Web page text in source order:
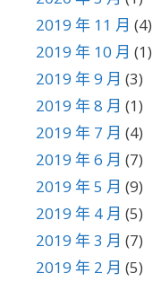
2019 年 11 月 (4)
2019 年 10 月 (1)
2019 年 9 月 (3)
2019 年 8 月 (1)
2019 年 7 月 (4)
2019 年 6 月 (7)
2019 年 5 月 (9)
2019 年 4 月 (5)
2019 年 3 月 (7)
2019 年 2 月 (5)